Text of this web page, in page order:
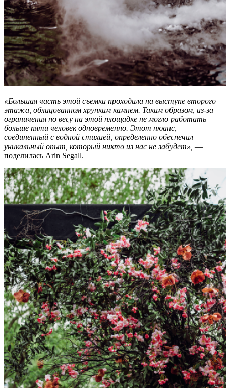
«Большая часть этой съемки проходила на выступе второго
этажа, облицованном хрупким камнем. Таким образом, из-за
ограничения по весу на этой площадке не могло работать
больше пяти человек одновременно. Этот нюанс,
соединенный с водной стихией, определенно обеспечил
уникальный опыт, который никто из нас не забудет», —
поделилась Arin Segall.